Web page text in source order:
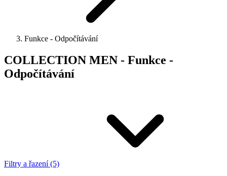
Funkce - Odpočítávání
COLLECTION MEN - Funkce -
Odpočítávání
Filtry a řazení (5)